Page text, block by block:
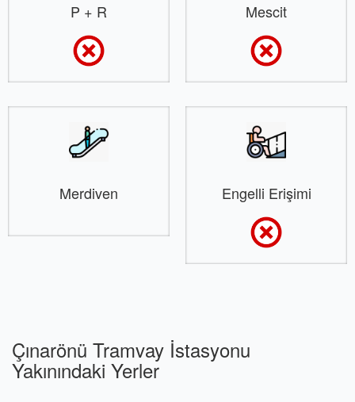
P + R Mescit
Merdiven Engelli Erişimi
Çınarönü Tramvay İstasyonu
Yakınındaki Yerler